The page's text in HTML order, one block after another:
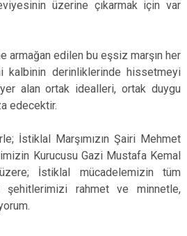
üzerine çıkarmak için var
edilen bu eşsiz marşın her
kalbinin derinliklerinde hissetmeyi
alan ortak idealleri, ortak duygu
edecektir.
İstiklal Marşımızın Şairi Mehmet
Kurucusu Gazi Mustafa Kemal
İstiklal mücadelemizin tüm
şehitlerimizi rahmet ve minnetle,